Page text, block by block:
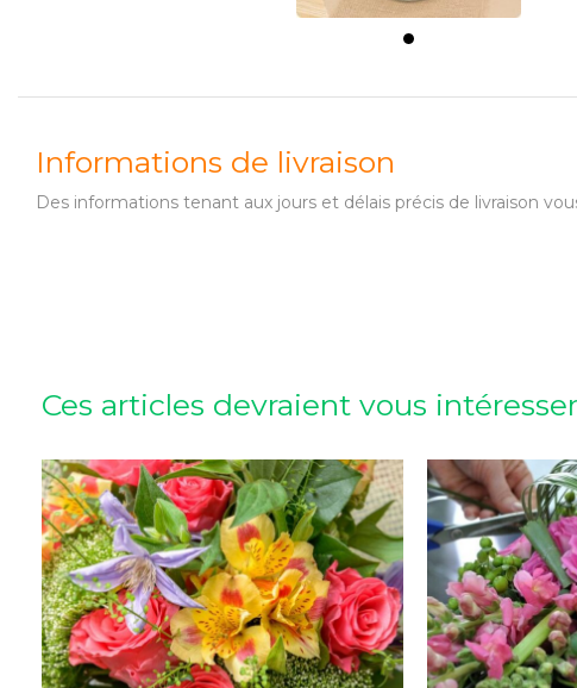
Informations de livraison
Des informations tenant aux jours et délais précis de livraison
Ces articles devraient vous intéresser